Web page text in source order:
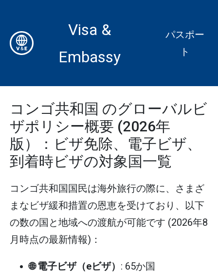
Visa &
Embassy
パスポー
ト
コンゴ共和国 のグローバルビ
ザポリシー概要 (2026年
版）：ビザ免除、電子ビザ、
到着時ビザの対象国一覧
コンゴ共和国国民は海外旅行の際に、さまざ
まなビザ緩和措置の恩恵を受けており、以下
の数の国と地域への渡航が可能です (2026年8
月時点の最新情報)：
🌐 電子ビザ（eビザ） : 65か国